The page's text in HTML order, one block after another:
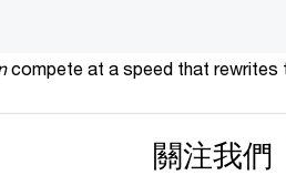
compete at a speed that rewrites
關注我們